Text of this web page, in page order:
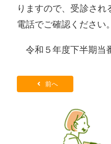
りますので、受診さ
電話でご確認ください。
令和５年度下半期当
前へ